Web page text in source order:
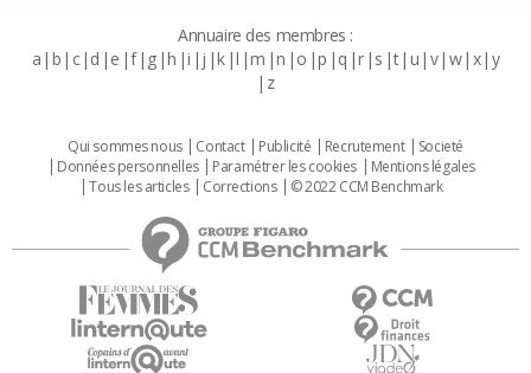
Annuaire des membres :
a b c d e f g h i j k l m n o p q r s t u v w x y
z
Qui sommes nous Contact Publicité Recrutement
Societé
Données personnelles
Paramétrer les cookies
Mentions légales
Tous les articles
Corrections © 2022 CCM Benchmark